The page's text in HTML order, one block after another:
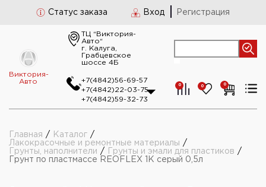
Статус заказа Вход Регистрация
Виктория-
Авто
ТЦ “Виктория-
Авто“
г. Калуга,
Грабцевское
шоссе 4Б
+7(4842)56-69-57
+7(4842)22-03-75
+7(4842)59-32-73
0 0 0
Главная / Каталог /
Лакокрасочные и ремонтные материалы /
Грунты, наполнители / Грунты и эмали для пластиков /
Грунт по пластмассе REOFLEX 1К серый 0,5л